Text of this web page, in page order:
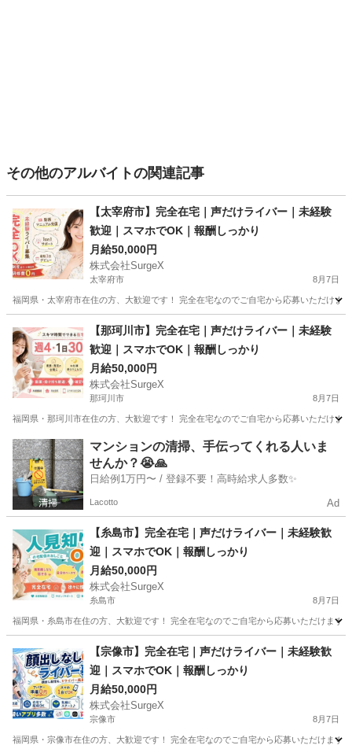
その他のアルバイトの関連記事
【太宰府市】完全在宅｜声だけライバー｜未経験
歓迎｜スマホでOK｜報酬しっかり
月給50,000円
株式会社SurgeX
太宰府市 8月7日
福岡県・太宰府市在住の方、大歓迎です！ 完全在宅なのでご自宅から応募いただけ
その他 ライバー
【那珂川市】完全在宅｜声だけライバー｜未経験
歓迎｜スマホでOK｜報酬しっかり
月給50,000円
株式会社SurgeX
那珂川市 8月7日
福岡県・那珂川市在住の方、大歓迎です！ 完全在宅なのでご自宅から応募いただけ
福岡 那珂川市 その他 ライバー
マンションの清掃、手伝ってくれる人いま
せんか？😭🙏
日給例1万円〜 / 登録不要！高時給求人多数✨
Lacotto Ad
【糸島市】完全在宅｜声だけライバー｜未経験歓
迎｜スマホでOK｜報酬しっかり
月給50,000円
株式会社SurgeX
糸島市 8月7日
福岡県・糸島市在住の方、大歓迎です！ 完全在宅なのでご自宅から応募いただけま
その他 ライバー
【宗像市】完全在宅｜声だけライバー｜未経験歓
迎｜スマホでOK｜報酬しっかり
月給50,000円
株式会社SurgeX
宗像市 8月7日
福岡県・宗像市在住の方、大歓迎です！ 完全在宅なのでご自宅から応募いただけま